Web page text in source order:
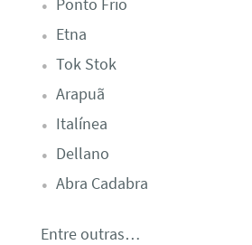
Ponto Frio
Etna
Tok Stok
Arapuã
Italínea
Dellano
Abra Cadabra
Entre outras…